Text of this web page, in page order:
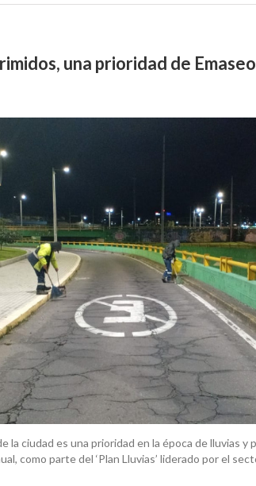
una prioridad de
la ciudad es una prioridad en la época de lluvias y
como parte del ‘Plan Lluvias’ liderado por el